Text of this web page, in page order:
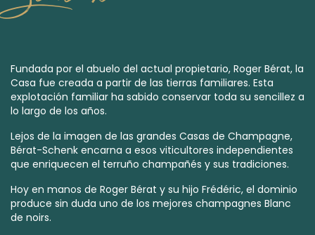
Fundada por el abuelo del actual propietario, Roger Bérat, la
Casa fue creada a partir de las tierras familiares. Esta
explotación familiar ha sabido conservar toda su sencillez a
lo largo de los años.
Lejos de la imagen de las grandes Casas de Champagne,
Bérat-Schenk encarna a esos viticultores independientes
que enriquecen el terruño champañés y sus tradiciones.
Hoy en manos de Roger Bérat y su hijo Frédéric, el dominio
produce sin duda uno de los mejores champagnes Blanc
de noirs.